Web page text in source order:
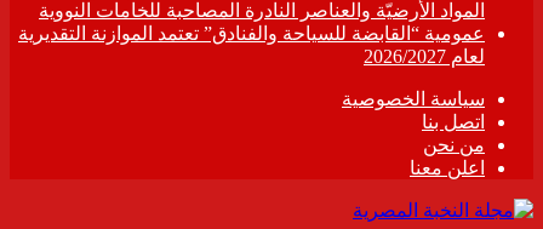
المواد الأرضيّة والعناصر النادرة المصاحبة للخامات النووية
عمومية “القابضة للسياحة والفنادق” تعتمد الموازنة التقديرية
لعام 2026/2027
سياسة الخصوصية
اتصل بنا
من نحن
اعلن معنا